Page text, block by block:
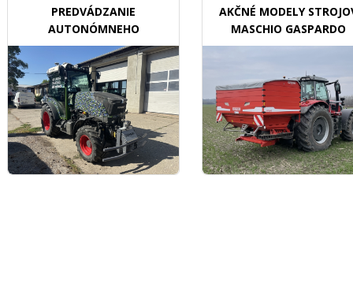
PREDVÁDZANIE
AUTONÓMNEHO
TRAKTORU V SADOCH
AKČNÉ MODELY
MASCHIO GASPARDO